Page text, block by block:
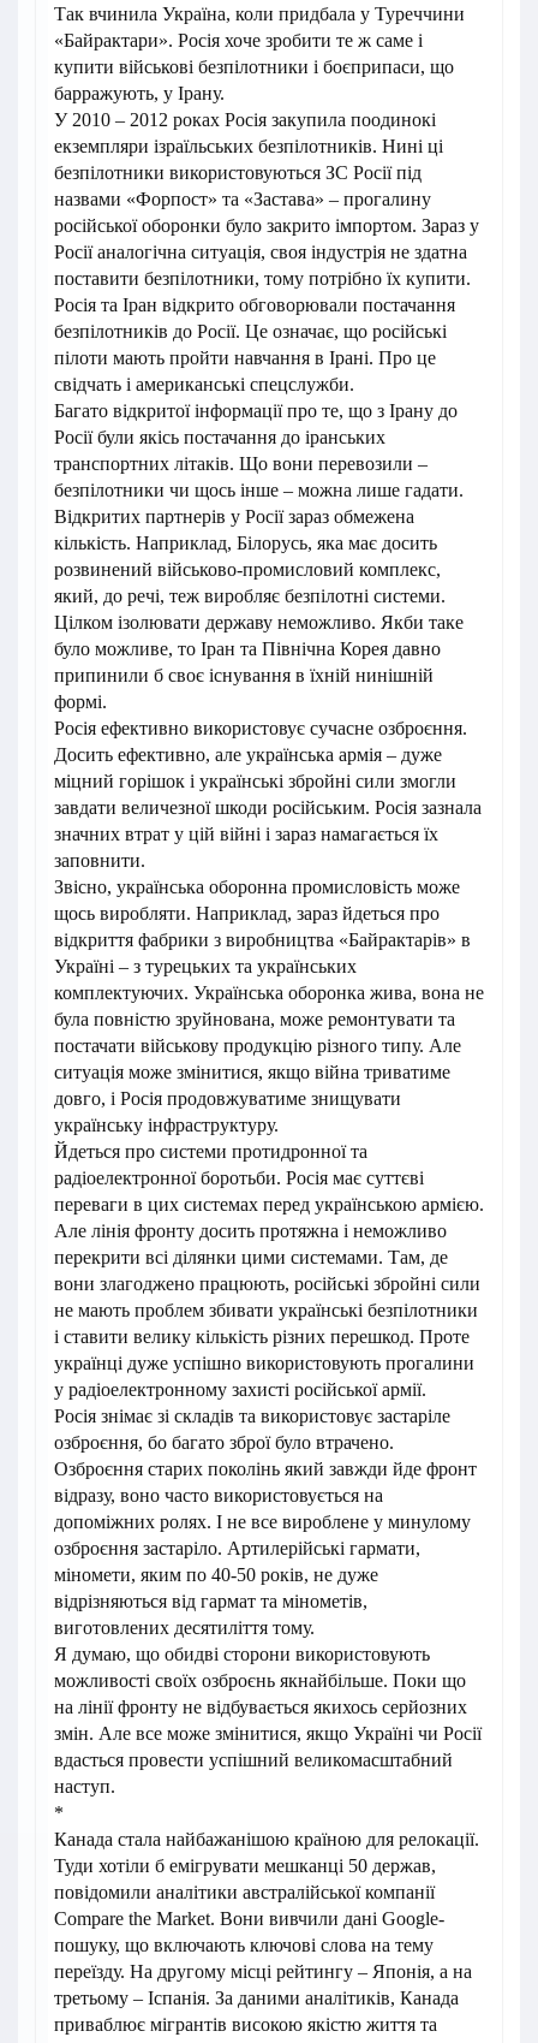
Так вчинила Україна, коли придбала у Туреччини
«Байрактари». Росія хоче зробити те ж саме і
купити військові безпілотники і боєприпаси, що
барражують, у Ірану.
У 2010 – 2012 роках Росія закупила поодинокі
екземпляри ізраїльських безпілотників. Нині ці
безпілотники використовуються ЗС Росії під
назвами «Форпост» та «Застава» – прогалину
російської оборонки було закрито імпортом. Зараз у
Росії аналогічна ситуація, своя індустрія не здатна
поставити безпілотники, тому потрібно їх купити.
Росія та Іран відкрито обговорювали постачання
безпілотників до Росії. Це означає, що російські
пілоти мають пройти навчання в Ірані. Про це
свідчать і американські спецслужби.
Багато відкритої інформації про те, що з Ірану до
Росії були якісь постачання до іранських
транспортних літаків. Що вони перевозили –
безпілотники чи щось інше – можна лише гадати.
Відкритих партнерів у Росії зараз обмежена
кількість. Наприклад, Білорусь, яка має досить
розвинений військово-промисловий комплекс,
який, до речі, теж виробляє безпілотні системи.
Цілком ізолювати державу неможливо. Якби таке
було можливе, то Іран та Північна Корея давно
припинили б своє існування в їхній нинішній
формі.
Росія ефективно використовує сучасне озброєння.
Досить ефективно, але українська армія – дуже
міцний горішок і українські збройні сили змогли
завдати величезної шкоди російським. Росія зазнала
значних втрат у цій війні і зараз намагається їх
заповнити.
Звісно, ​​українська оборонна промисловість може
щось виробляти. Наприклад, зараз йдеться про
відкриття фабрики з виробництва «Байрактарів» в
Україні – з турецьких та українських
комплектуючих. Українська оборонка жива, вона не
була повністю зруйнована, може ремонтувати та
постачати військову продукцію різного типу. Але
ситуація може змінитися, якщо війна триватиме
довго, і Росія продовжуватиме знищувати
українську інфраструктуру.
Йдеться про системи протидронної та
радіоелектронної боротьби. Росія має суттєві
переваги в цих системах перед українською армією.
Але лінія фронту досить протяжна і неможливо
перекрити всі ділянки цими системами. Там, де
вони злагоджено працюють, російські збройні сили
не мають проблем збивати українські безпілотники
і ставити велику кількість різних перешкод. Проте
українці дуже успішно використовують прогалини
у радіоелектронному захисті російської армії.
Росія знімає зі складів та використовує застаріле
озброєння, бо багато зброї було втрачено.
Озброєння старих поколінь який завжди йде фронт
відразу, воно часто використовується на
допоміжних ролях. І не все вироблене у минулому
озброєння застаріло. Артилерійські гармати,
міномети, яким по 40-50 років, не дуже
відрізняються від гармат та мінометів,
виготовлених десятиліття тому.
Я думаю, що обидві сторони використовують
можливості своїх озброєнь якнайбільше. Поки що
на лінії фронту не відбувається якихось серйозних
змін. Але все може змінитися, якщо Україні чи Росії
вдасться провести успішний великомасштабний
наступ.
*
Канада стала найбажанішою країною для релокації.
Туди хотіли б емігрувати мешканці 50 держав,
повідомили аналітики австралійської компанії
Compare the Market. Вони вивчили дані Google-
пошуку, що включають ключові слова на тему
переїзду. На другому місці рейтингу – Японія, а на
третьому – Іспанія. За даними аналітиків, Канада
приваблює мігрантів високою якістю життя та